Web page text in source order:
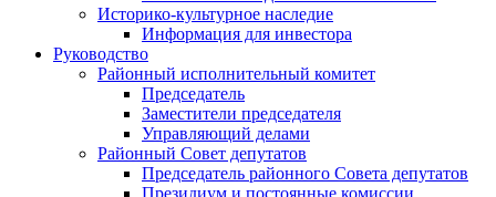
Историко-культурное наследие
Информация для инвестора
Руководство
Районный исполнительный комитет
Председатель
Заместители председателя
Управляющий делами
Районный Совет депутатов
Председатель районного Совета депутатов
Президиум и постоянные комиссии